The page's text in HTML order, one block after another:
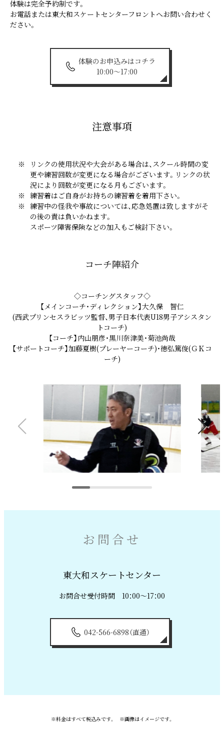
体験は完全予約制です。
お電話または東大和スケートセンターフロントへお問い合わせく
ださい。
体験のお申込みはコチラ
10:00～17:00
注意事項
リンクの使用状況や大会がある場合は、スクール時間の変
更や練習回数が変更になる場合がございます。リンクの状
況により回数が変更になる月もございます。
練習着はご自身がお持ちの練習着を着用下さい。
練習中の怪我や事故については、応急処置は致しますがそ
の後の責は負いかねます。
スポーツ障害保険などの加入もご検討下さい。
コーチ陣紹介
◇コーチングスタッフ◇
【メインコーチ・ディレクション】大久保 智仁
(西武プリンセスラビッツ監督、男子日本代表U18男子アシスタン
トコーチ)
【コーチ】内山朋彦・黒川奈津美・菊池尚哉
【サポートコーチ】加藤夏樹(プレーヤーコーチ)・徳弘篤俊(ＧＫコ
ーチ)
お問合せ
東大和スケートセンター
お問合せ受付時間 10：00～17：00
042-566-6898（直通）
※料金はすべて税込みです。 ※画像はイメージです。